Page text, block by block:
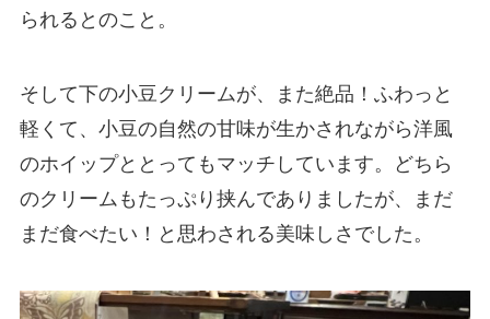
られるとのこと。
そして下の小豆クリームが、また絶品！ふわっと
軽くて、小豆の自然の甘味が生かされながら洋風
のホイップととってもマッチしています。どちら
のクリームもたっぷり挟んでありましたが、まだ
まだ食べたい！と思わされる美味しさでした。